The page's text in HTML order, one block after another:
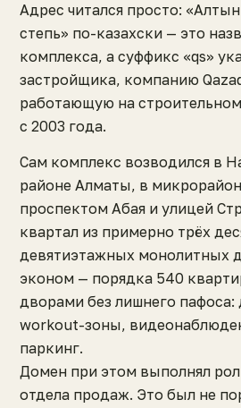
Адрес читался просто:
степь» по-казахски — это
комплекса, а суффикс «qs»
застройщика, компанию
работающую на
с 2003 года.
Сам комплекс возводился в
районе Алматы, в
проспектом Абая и улицей
квартал из примерно трёх
девятиэтажных монолитных
эконом — порядка 540
дворами без лишнего
workout-зоны,
паркинг.
Домен при этом выполнял
отдела продаж. Это был не